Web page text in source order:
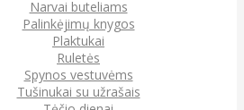
Narvai buteliams
Palinkėjimų knygos
Plaktukai
Ruletės
Spynos vestuvėms
Tušinukai su užrašais